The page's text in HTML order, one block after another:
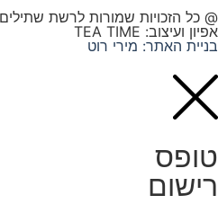
@ כל הזכויות שמורות לרשת שתילים 2022
אפיון ועיצוב: TEA TIME
בניית האתר: מירי רוט
טופס
רישום